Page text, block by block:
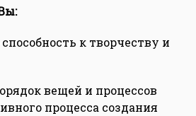
к творчеству и
вещей и процессов
процесса создания